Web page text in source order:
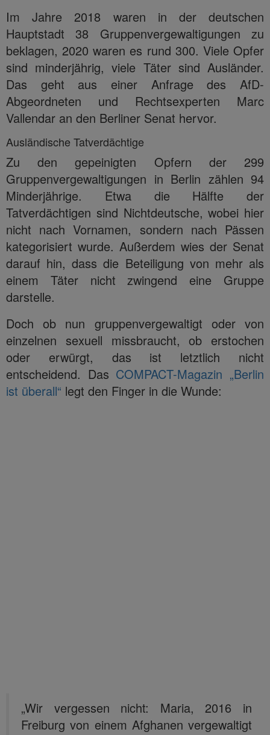
Im Jahre 2018 waren in der deutschen
Hauptstadt 38 Gruppenvergewaltigungen zu
beklagen, 2020 waren es rund 300. Viele Opfer
sind minderjährig, viele Täter sind Ausländer.
Das geht aus einer Anfrage des AfD-
Abgeordneten und Rechtsexperten Marc
Vallendar an den Berliner Senat hervor.
Ausländische Tatverdächtige
Zu den gepeinigten Opfern der 299
Gruppenvergewaltigungen in Berlin zählen 94
Minderjährige. Etwa die Hälfte der
Tatverdächtigen sind Nichtdeutsche, wobei hier
nicht nach Vornamen, sondern nach Pässen
kategorisiert wurde. Außerdem wies der Senat
darauf hin, dass die Beteiligung von mehr als
einem Täter nicht zwingend eine Gruppe
darstelle.
Doch ob nun gruppenvergewaltigt oder von
einzelnen sexuell missbraucht, ob erstochen
oder erwürgt, das ist letztlich nicht
entscheidend. Das COMPACT-Magazin „Berlin
ist überall“ legt den Finger in die Wunde:
„Wir vergessen nicht: Maria, 2016 in
Freiburg von einem Afghanen vergewaltigt